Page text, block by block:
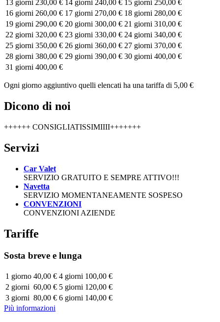
13 giorni 230,00 € 14 giorni 240,00 € 15 giorni 250,00 €
16 giorni 260,00 € 17 giorni 270,00 € 18 giorni 280,00 €
19 giorni 290,00 € 20 giorni 300,00 € 21 giorni 310,00 €
22 giorni 320,00 € 23 giorni 330,00 € 24 giorni 340,00 €
25 giorni 350,00 € 26 giorni 360,00 € 27 giorni 370,00 €
28 giorni 380,00 € 29 giorni 390,00 € 30 giorni 400,00 €
31 giorni 400,00 €
Ogni giorno aggiuntivo quelli elencati ha una tariffa di 5,00 €
Dicono di noi
++++++ CONSIGLIATISSIMIIII+++++++
Servizi
Car Valet
SERVIZIO GRATUITO E SEMPRE ATTIVO!!!
Navetta
SERVIZIO MOMENTANEAMENTE SOSPESO
CONVENZIONI
CONVENZIONI AZIENDE
Tariffe
Sosta breve e lunga
1 giorno 40,00 € 4 giorni 100,00 €
2 giorni 60,00 € 5 giorni 120,00 €
3 giorni 80,00 € 6 giorni 140,00 €
Più informazioni